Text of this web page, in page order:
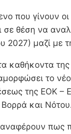
που γίνουν
σε θέση να
2027) μαζί με
καθήκοντα της
το
της ΕΟΚ –
και
πως